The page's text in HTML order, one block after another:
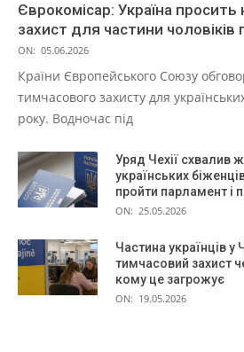
Єврокомісар: Україна
захист для частини чоловіків
ON: 05.06.2026
Країни Європейського Союзу
тимчасового захисту для
року. Водночас під
Уряд Чехії схвалив
українських
пройти парламент і
ON: 25.05.2026
Частина українців у
тимчасовий захист
кому це загрожує
ON: 19.05.2026